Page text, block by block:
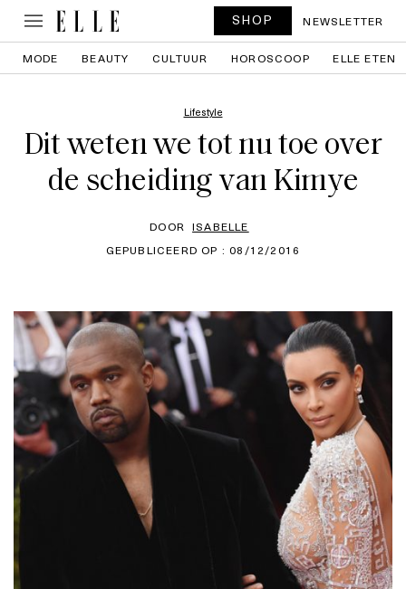
SHOP NEWSLETTER
MODE BEAUTY CULTUUR HOROSCOOP ELLE ETEN
Lifestyle
Dit weten we tot nu toe over
de scheiding van Kimye
DOOR ISABELLE
GEPUBLICEERD OP : 08/12/2016